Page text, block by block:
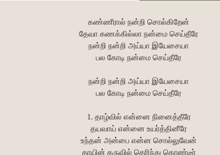
கண்ணீரால் நன்றி சொல்கிறேன்
தேவா கணக்கில்லா நன்மை செய்தீரே
நன்றி நன்றி அய்யா இயேசையா
பல கோடி நன்மை செய்தீரே
நன்றி நன்றி அய்யா இயேசையா
பல கோடி நன்மை செய்தீரே
1. தாழ்வில் என்னை நினைத்தீரே
தயவாய் என்னை உயர்த்தினீரே
உந்தன் அன்பை என்ன சொல்லுவேன்
தாயின் கருவில் தெரிந்து கொண்டீர்